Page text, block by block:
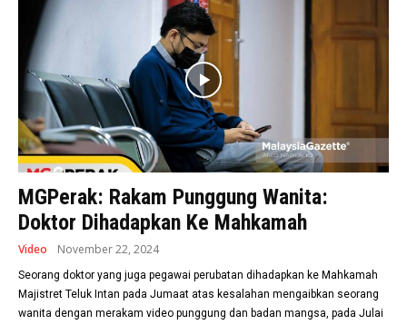
MGPerak: Rakam Punggung Wanita:
Doktor Dihadapkan Ke Mahkamah
Video November 22, 2024
Seorang doktor yang juga pegawai perubatan dihadapkan ke Mahkamah
Majistret Teluk Intan pada Jumaat atas kesalahan mengaibkan seorang
wanita dengan merakam video punggung dan badan mangsa, pada Julai